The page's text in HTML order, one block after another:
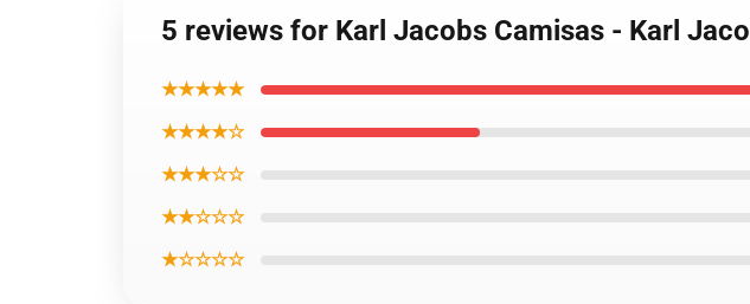
5 reviews for Karl Jacobs Camisas - Karl
★★★★★
★★★★☆
★★★☆☆
★★☆☆☆
★☆☆☆☆